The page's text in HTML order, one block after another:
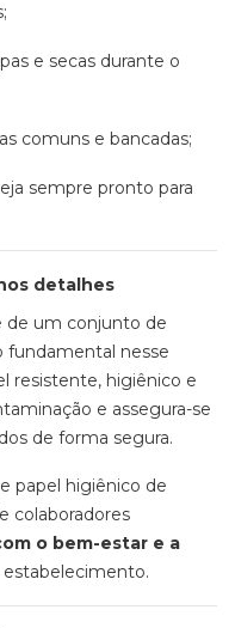
e secas durante o
comuns e bancadas;
sempre pronto para
detalhes
de um conjunto de
nesse
resistente, higiênico e
e assegura-se
de forma segura.
papel higiênico de
colaboradores
o bem-estar e a